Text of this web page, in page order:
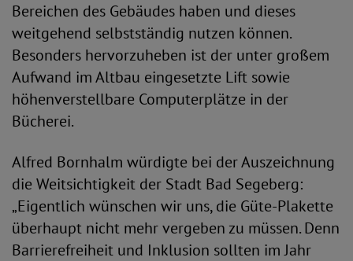
Bereichen des Gebäudes haben und dieses
weitgehend selbstständig nutzen können.
Besonders hervorzuheben ist der unter großem
Aufwand im Altbau eingesetzte Lift sowie
höhenverstellbare Computerplätze in der
Bücherei.
Alfred Bornhalm würdigte bei der Auszeichnung
die Weitsichtigkeit der Stadt Bad Segeberg:
„Eigentlich wünschen wir uns, die Güte-Plakette
überhaupt nicht mehr vergeben zu müssen. Denn
Barrierefreiheit und Inklusion sollten im Jahr